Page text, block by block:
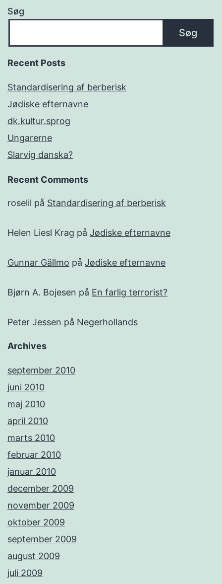
Søg
Søg
Recent Posts
Standardisering af berberisk
Jødiske efternavne
dk.kultur.sprog
Ungarerne
Slarvig danska?
Recent Comments
roselil på Standardisering af berberisk
Helen Liesl Krag på Jødiske efternavne
Gunnar Gällmo på Jødiske efternavne
Bjørn A. Bojesen på En farlig terrorist?
Peter Jessen på Negerhollands
Archives
september 2010
juni 2010
maj 2010
april 2010
marts 2010
februar 2010
januar 2010
december 2009
november 2009
oktober 2009
september 2009
august 2009
juli 2009